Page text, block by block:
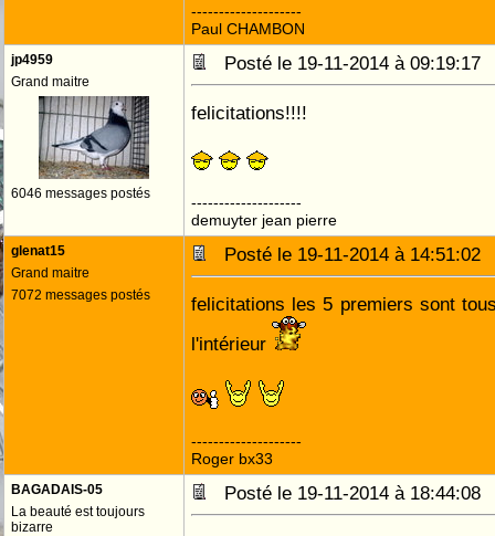
--------------------
Paul CHAMBON
jp4959
Grand maitre
6046 messages postés
Posté le 19-11-2014 à
felicitations!!!!
--------------------
demuyter jean pierre
glenat15
Grand maitre
7072 messages postés
Posté le 19-11-2014 à
felicitations les 5 premiers sont
l'intérieur
--------------------
Roger bx33
BAGADAIS-05
La beauté est toujours
bizarre
Posté le 19-11-2014 à